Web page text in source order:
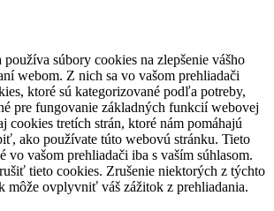
súbory cookies na zlepšenie vášho
webom. Z nich sa vo vašom prehliadači
ktoré sú kategorizované podľa potreby,
pre fungovanie základných funkcií webovej
cookies tretích strán, ktoré nám pomáhajú
ako používate túto webovú stránku. Tieto
vo vašom prehliadači iba s vaším súhlasom.
tieto cookies. Zrušenie niektorých z týchto
môže ovplyvniť váš zážitok z prehliadania.